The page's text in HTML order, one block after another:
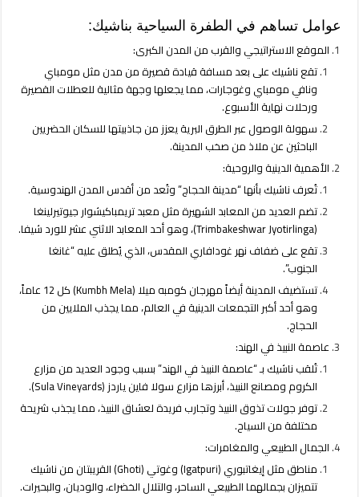
قبلة
لعشاق
مغلقة
عوامل تساهم في الطفرة السياحية بناشيك:
الموقع الاستراتيجي والقرب من المدن الكبرى:
تقع ناشيك على بعد مسافة قيادة قصيرة من مدن مثل مومباي
ونافي مومباي وغوجارات، مما يجعلها وجهة مثالية للعطلات القصيرة
ورحلات نهاية الأسبوع.
سهولة الوصول عبر الطرق البرية يعزز من جاذبيتها للسكان الحضريين
الباحثين عن ملاذ من صخب المدينة.
الأهمية الدينية والروحية:
تُعرف ناشيك بأنها “مدينة الحجاج” وتُعد من أقدس المدن الهندوسية.
تضم العديد من المعابد الشهيرة مثل معبد تريمباكيشوار جيوتيرلينغا
(Trimbakeshwar Jyotirlinga)، وهو أحد المعابد الاثني عشر للورد شيفا.
تقع على ضفاف نهر غودافاري المقدس، الذي يُطلق عليه “غانغا
الجنوب”.
تستضيف المدينة أيضاً مهرجان كومبه ميلا (Kumbh Mela) كل 12 عاماً،
وهو أحد أكبر التجمعات الدينية في العالم، مما يجذب الملايين من
الحجاج.
عاصمة النبيذ في الهند:
تُلقب ناشيك بـ “عاصمة النبيذ في الهند” بسبب وجود العديد من مزارع
الكروم ومصانع النبيذ، أبرزها مزارع سولا فاين ياردز (Sula Vineyards).
توفر جولات تذوق النبيذ وتجارب فريدة لعشاق النبيذ، مما يجذب شريحة
مختلفة من السياح.
الجمال الطبيعي والمغامرات:
مناطق مثل إيغاتبوري (Igatpuri) وغوتي (Ghoti) القريبتان من ناشيك
تتميزان بجمالهما الطبيعي الساحر، والتلال الخضراء، والوديان، والبحيرات.